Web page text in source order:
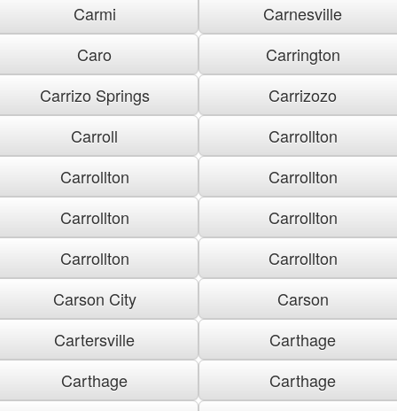
Carmi
Carnesville
Caro
Carrington
Carrizo Springs
Carrizozo
Carroll
Carrollton
Carrollton
Carrollton
Carrollton
Carrollton
Carrollton
Carrollton
Carson City
Carson
Cartersville
Carthage
Carthage
Carthage